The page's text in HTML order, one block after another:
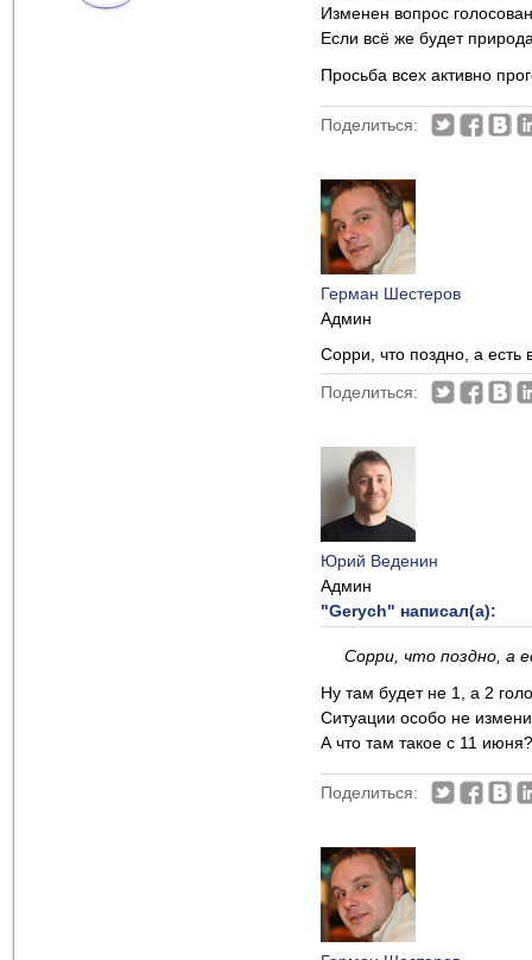
Изменен вопрос
Если всё же будет
Просьба всех активно
Поделиться:
Герман Шестеров
Админ
Сорри, что поздно, а есть
Поделиться:
Юрий Веденин
Админ
"Gerych" написал(а):
Сорри, что поздно, а
Ну там будет не 1, а 2
Ситуации особо не
А что там такое с 11
Поделиться: